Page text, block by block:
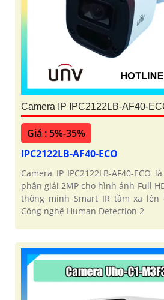
Camera IP IPC2122LB-AF40-
Giá : 5%-35%
IPC2122LB-AF40-ECO
Camera IP IPC2122LB-AF40-ECO
phân giải 2MP cho hình ảnh Full
thông minh Smart IR tầm xa lên
Công nghệ Human Detection 2